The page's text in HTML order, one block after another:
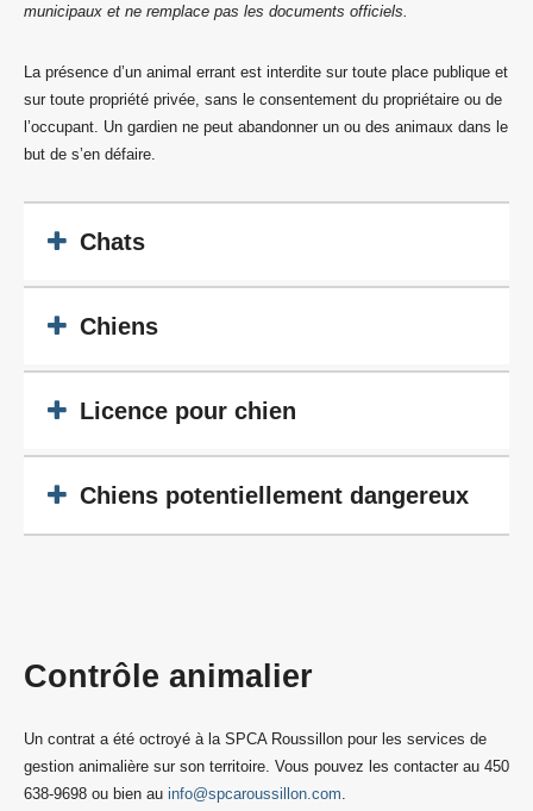
municipaux et ne remplace pas les documents officiels.
La présence d’un animal errant est interdite sur toute place publique et
sur toute propriété privée, sans le consentement du propriétaire ou de
l’occupant. Un gardien ne peut abandonner un ou des animaux dans le
but de s’en défaire.
Chats
Chiens
Licence pour chien
Chiens potentiellement dangereux
Contrôle animalier
Un contrat a été octroyé à la SPCA Roussillon pour les services de
gestion animalière sur son territoire. Vous pouvez les contacter au 450
638-9698 ou bien au info@spcaroussillon.com